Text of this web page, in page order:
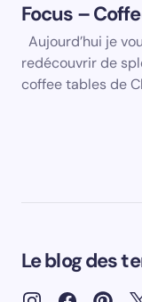
Focus –
Aujourd’hui je
redécouvrir de
coffee tables de
Le blog des